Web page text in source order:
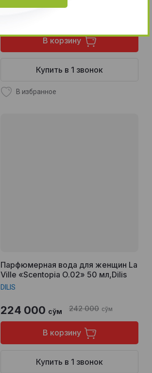
В корзину
Купить в 1 звонок
В избранное
Парфюмерная вода для женщин La
Ville «Scentopia O.02» 50 мл,Dilis
DILIS
242 000 сўм
224 000 сўм
В корзину
Купить в 1 звонок